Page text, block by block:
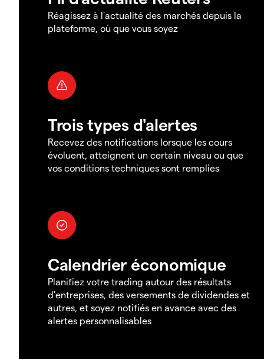
Réagissez à l'actualité des marchés depuis la
plateforme, où que vous soyez
Trois types d'alertes
Recevez des notifications lorsque les cours
évoluent, atteignent un certain niveau ou que
vos conditions techniques sont remplies
Calendrier économique
Planifiez votre trading autour des résultats
d'entreprises, des versements de dividendes et
autres, et soyez notifiés en avance avec des
alertes personnalisables